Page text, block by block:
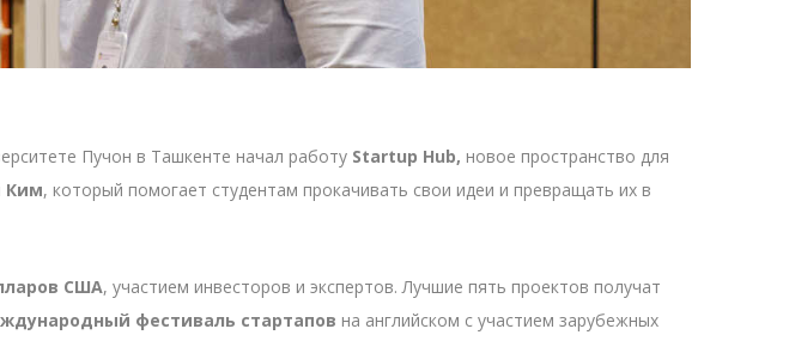
Пучон в Ташкенте начал работу Startup Hub, новое пространство для
Ким, который помогает студентам прокачивать свои идеи и превращать их в
США, участием инвесторов и экспертов. Лучшие пять проектов получат
фестиваль стартапов на английском с участием зарубежных